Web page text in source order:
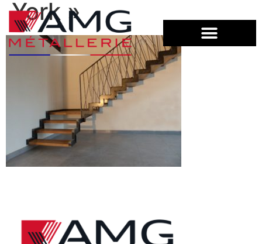
York »